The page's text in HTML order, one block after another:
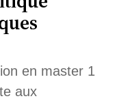
en master 1
aux